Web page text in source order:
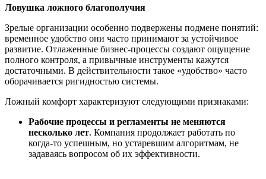
Ловушка ложного благополучия
Зрелые организации особенно подвержены подмене понятий:
временное удобство они часто принимают за устойчивое
развитие. Отлаженные бизнес-процессы создают ощущение
полного контроля, а привычные инструменты кажутся
достаточными. В действительности такое «удобство» часто
оборачивается ригидностью системы.
Ложный комфорт характеризуют следующими признаками:
Рабочие процессы и регламенты не меняются
несколько лет. Компания продолжает работать по
когда-то успешным, но устаревшим алгоритмам, не
задаваясь вопросом об их эффективности.